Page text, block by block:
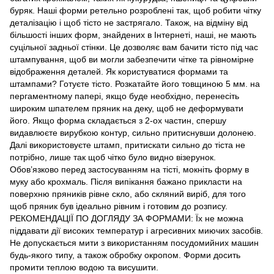
буряк. Наші форми ретельно розроблені так, щоб робити чітку
деталізацію і щоб тісто не застрягало. Також, на відміну від
більшості інших форм, знайдених в Інтернеті, наші, не мають
суцільної задньої стінки. Це дозволяє вам бачити тісто під час
штампування, щоб ви могли забезпечити чітке та рівномірне
відображення деталей. Як користуватися формами та
штампами? Готуєте тісто. Розкатайте його товщиною 5 мм. на
пергаментному папері, якщо буде необхідно, перенесіть
широким шпателем пряник на деку, щоб не деформувати
його. Якщо форма складається з 2-ох частин, спершу
видавлюєте вирубкою контур, сильно притиснувши долонею.
Далі використовуєте штамп, притискати сильно до тіста не
потрібно, лише так щоб чітко було видно візерунок.
Обов’язково перед застосуванням на тісті, мокніть форму в
муку або крохмаль. Після випікання бажано прикласти на
поверхню пряників рівне скло, або скляний виріб, для того
щоб пряник був ідеально рівним і готовим до розпису.
РЕКОМЕНДАЦІЇ ПО ДОГЛЯДУ ЗА ФОРМАМИ: Їх не можна
піддавати дії високих температур і агресивних миючих засобів.
Не допускається мити з використанням посудомийних машин
будь-якого типу, а також обробку окропом. Форми досить
промити теплою водою та висушити.